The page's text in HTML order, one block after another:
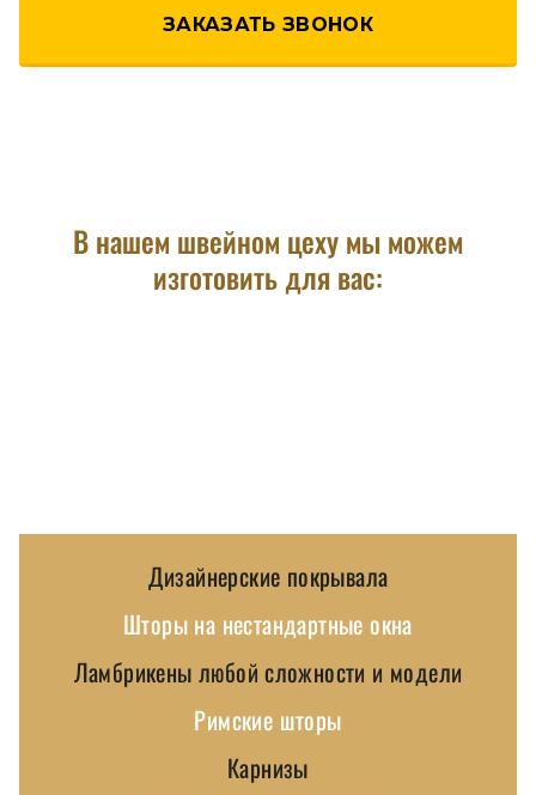
ЗАКАЗАТЬ ЗВОНОК
В нашем швейном цеху мы можем
изготовить для вас:
Дизайнерские покрывала
Шторы на нестандартные окна
Ламбрикены любой сложности и модели
Римские шторы
Карнизы